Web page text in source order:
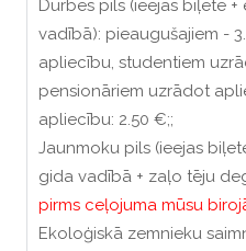
Durbes pils (ieejas biļete
vadībā): pieaugušajiem -
apliecību, studentiem
pensionāriem uzrādot
apliecību: 2.50 €;;
Jaunmoku pils (ieejas
gida vadībā + zaļo tēju
pirms ceļojuma mūsu
Ekoloģiskā zemnieku